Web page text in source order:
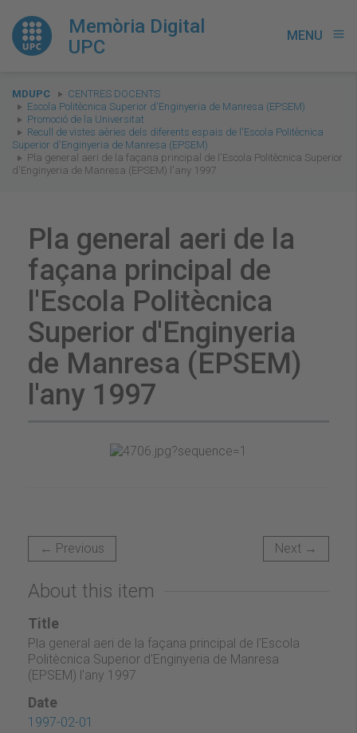
Memòria Digital
UPC
MENU menu
You
are
here:
MDUPC
CENTRES DOCENTS
Escola Politècnica Superior d'Enginyeria de Manresa (EPSEM)
Promoció de la Universitat
Recull de vistes aèries dels diferents espais de l'Escola Politècnica
Superior d'Enginyeria de Manresa (EPSEM)
Pla general aeri de la façana principal de l'Escola Politècnica Superior
d'Enginyeria de Manresa (EPSEM) l'any 1997
Pla general aeri de la
façana principal de
l'Escola Politècnica
Superior d'Enginyeria
de Manresa (EPSEM)
l'any 1997
← Previous Next →
About this item
Title
Pla general aeri de la façana principal de l'Escola
Politècnica Superior d'Enginyeria de Manresa
(EPSEM) l'any 1997
Date
1997-02-01